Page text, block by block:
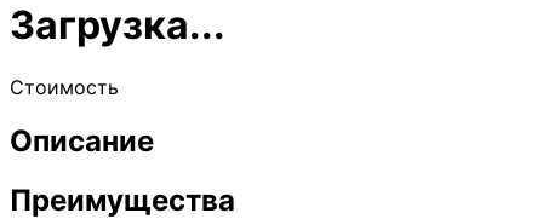
Загрузка...
Стоимость
Описание
Преимущества